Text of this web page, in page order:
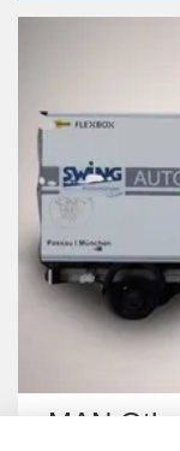
MAN Other